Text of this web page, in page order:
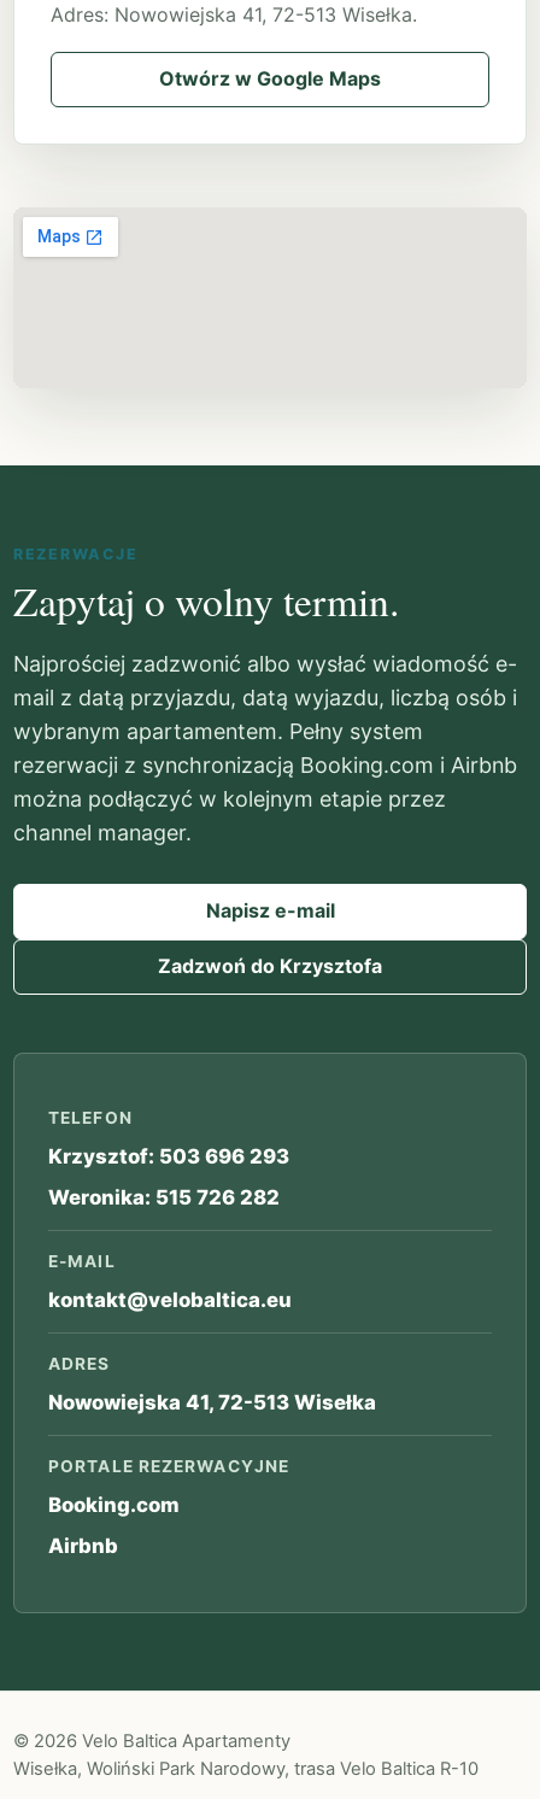
Adres: Nowowiejska 41, 72-513 Wisełka.
Otwórz w Google Maps
REZERWACJE
Zapytaj o wolny termin.
Najprościej zadzwonić albo wysłać wiadomość e-
mail z datą przyjazdu, datą wyjazdu, liczbą osób i
wybranym apartamentem. Pełny system
rezerwacji z synchronizacją Booking.com i Airbnb
można podłączyć w kolejnym etapie przez
channel manager.
Napisz e-mail
Zadzwoń do Krzysztofa
TELEFON
Krzysztof: 503 696 293
Weronika: 515 726 282
E-MAIL
kontakt@velobaltica.eu
ADRES
Nowowiejska 41, 72-513 Wisełka
PORTALE REZERWACYJNE
Booking.com
Airbnb
© 2026 Velo Baltica Apartamenty
Wisełka, Woliński Park Narodowy, trasa Velo Baltica R-10